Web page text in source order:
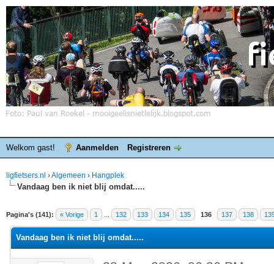
Welkom gast! Aanmelden Registreren
ligfietsers.nl ›Algemeen › Hangplek
Vandaag ben ik niet blij omdat.....
Pagina's (141): « Vorige 1 132 133 134 135 136 137 138
waardering is 4.4
Vandaag ben ik niet blij omdat.....